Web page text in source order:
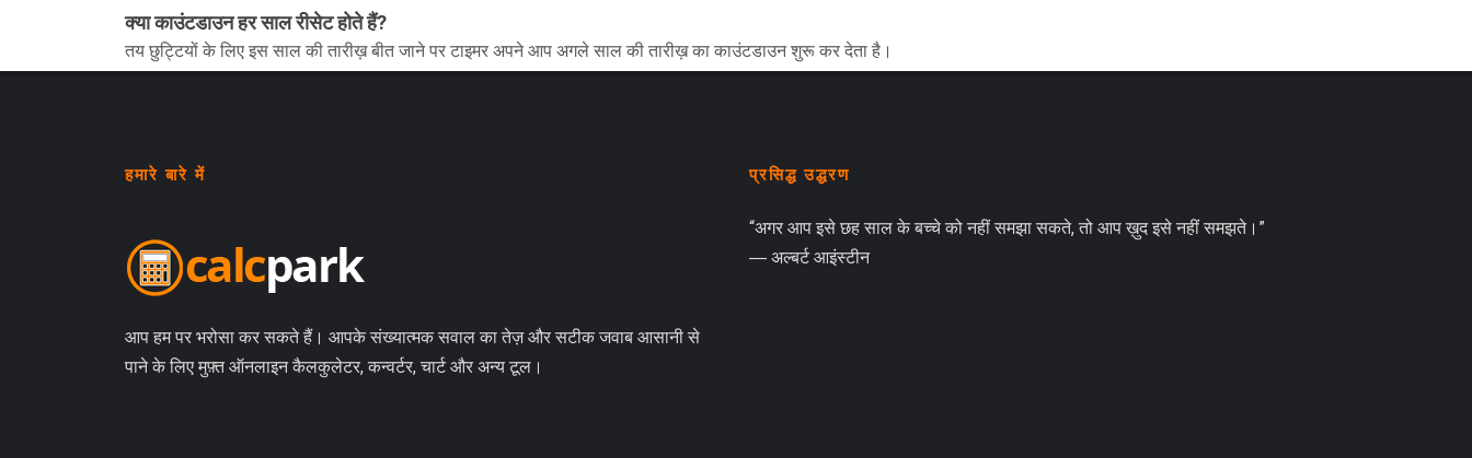
क्या काउंटडाउन हर साल रीसेट होते हैं?
तय छुट्टियों के लिए इस साल की तारीख़ बीत जाने पर टाइमर अपने आप अगले साल की तारीख़ का काउंटडाउन शुरू कर देता है।
हमारे बारे में
आप हम पर भरोसा कर सकते हैं। आपके संख्यात्मक सवाल का तेज़ और सटीक जवाब आसानी से
पाने के लिए मुफ़्त ऑनलाइन कैलकुलेटर, कन्वर्टर, चार्ट और अन्य टूल।
प्रसिद्ध उद्धरण
“अगर आप इसे छह साल के बच्चे को नहीं समझा सकते, तो आप ख़ुद इसे नहीं समझते।”
― अल्बर्ट आइंस्टीन